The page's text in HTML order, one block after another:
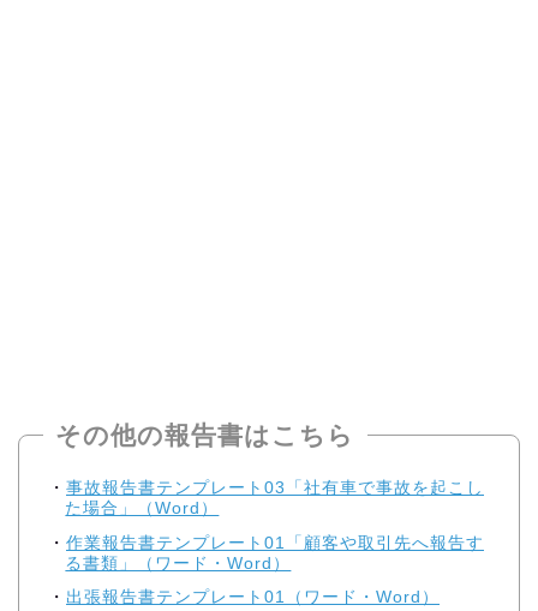
その他の報告書はこちら
事故報告書テンプレート03「社有車で事故を起こし
た場合」（Word）
作業報告書テンプレート01「顧客や取引先へ報告す
る書類」（ワード・Word）
出張報告書テンプレート01（ワード・Word）